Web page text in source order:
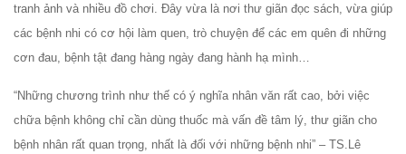
tranh ảnh và nhiều đồ chơi. Đây vừa là nơi thư giãn đọc sách, vừa giúp
các bệnh nhi có cơ hội làm quen, trò chuyện để các em quên đi những
cơn đau, bệnh tật đang hàng ngày đang hành hạ mình…
“Những chương trình như thế có ý nghĩa nhân văn rất cao, bởi việc
chữa bệnh không chỉ cần dùng thuốc mà vấn đề tâm lý, thư giãn cho
bệnh nhân rất quan trọng, nhất là đối với những bệnh nhi” – TS.Lê